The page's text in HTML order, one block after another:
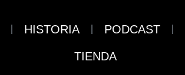
HISTORIA PODCAST
TIENDA